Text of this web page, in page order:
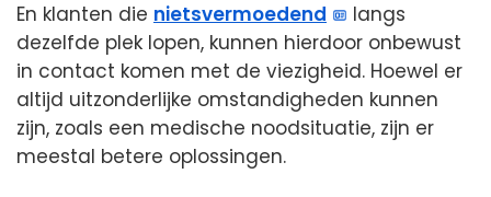
En klanten die nietsvermoedend
langs
dezelfde plek lopen, kunnen hierdoor onbewust
in contact komen met de viezigheid. Hoewel er
altijd uitzonderlijke omstandigheden kunnen
zijn, zoals een medische noodsituatie, zijn er
meestal betere oplossingen.